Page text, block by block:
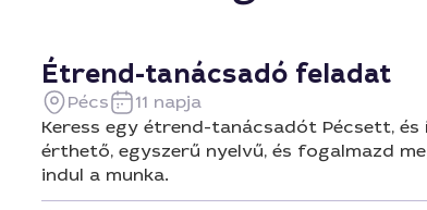
Étrend-tanácsadó feladat
Pécs
11 napja
Keress egy étrend-tanácsadót Pécsett,
érthető, egyszerű nyelvű, és fogalmazd
indul a munka.